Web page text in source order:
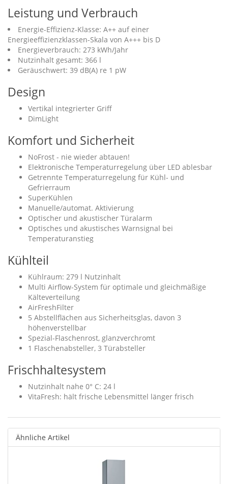
Leistung und Verbrauch
Energie-Effizienz-Klasse: A++ auf einer
Energieeffizienzklassen-Skala von A+++ bis D
Energieverbrauch: 273 kWh/Jahr
Nutzinhalt gesamt: 366 l
Geräuschwert: 39 dB(A) re 1 pW
Design
Vertikal integrierter Griff
DimLight
Komfort und Sicherheit
NoFrost - nie wieder abtauen!
Elektronische Temperaturregelung über LED ablesbar
Getrennte Temperaturregelung für Kühl- und
Gefrierraum
SuperKühlen
Manuelle/automat. Aktivierung
Optischer und akustischer Türalarm
Optisches und akustisches Warnsignal bei
Temperaturanstieg
Kühlteil
Kühlraum: 279 l Nutzinhalt
Multi Airflow-System für optimale und gleichmäßige
Kälteverteilung
AirFreshFilter
5 Abstellflächen aus Sicherheitsglas, davon 3
höhenverstellbar
Spezial-Flaschenrost, glanzverchromt
1 Flaschenabsteller, 3 Türabsteller
Frischhaltesystem
Nutzinhalt nahe 0° C: 24 l
VitaFresh: hält frische Lebensmittel länger frisch
Ähnliche Artikel